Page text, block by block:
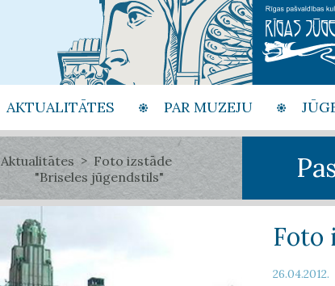
AKTUALITĀTES PAR MUZEJU
Aktualitātes
Foto izstāde
"Briseles jūgendstils"
Foto
26.04.2012.